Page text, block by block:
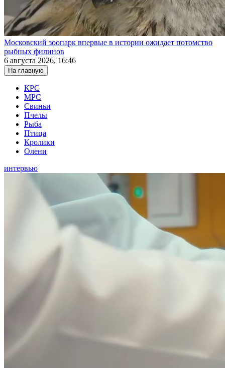
Московский зоопарк впервые в истории ожидает потомство
рыбных филинов
6 августа 2026, 16:46
На главную
КРС
МРС
Свиньи
Пчелы
Рыба
Птица
Кролики
Олени
интервью